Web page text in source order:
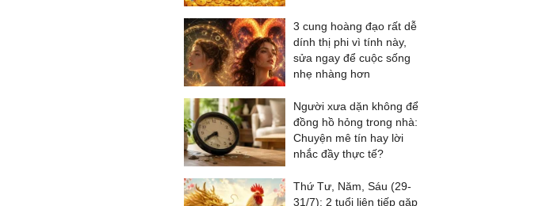
3 cung hoàng đạo rất dễ
dính thị phi vì tính này,
sửa ngay để cuộc sống
nhẹ nhàng hơn
Người xưa dặn không để
đồng hồ hỏng trong nhà:
Chuyện mê tín hay lời
nhắc đầy thực tế?
Thứ Tư, Năm, Sáu (29-
31/7): 2 tuổi liên tiếp gặp